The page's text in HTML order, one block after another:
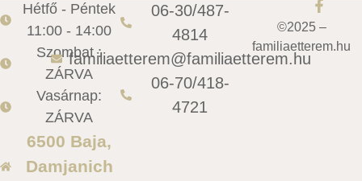
Hétfő - Péntek
11:00 - 14:00
Szombat :
ZÁRVA
Vasárnap:
ZÁRVA
6500 Baja,
Damjanich
06-30/487-
4814
familiaetterem@familiaetterem.hu
06-70/418-
4721
©2025 –
familiaetterem.hu